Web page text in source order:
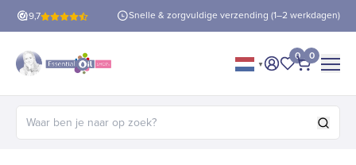
9,7
verzendingvanaf €60! Snelle & zorgvuldige verzending (1–2 werkdagen)
▼ Mijn account
Mijn
0 0
Zoeken naar: